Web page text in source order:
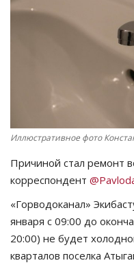
РАЗВЛЕЧЕНИЯ
OFFICIAL
Курултай
Язык
Қазақша Русский
Иллюстративное фото
Причиной стал ремонт
корреспондент
«Горводоканал»
января с 09:00 до
20:00) не будет
кварталов поселка